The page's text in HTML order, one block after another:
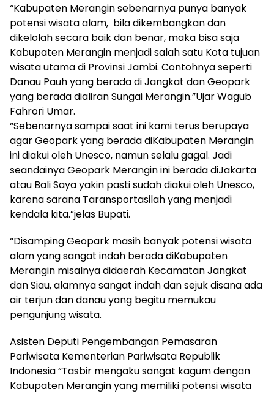
“Kabupaten Merangin sebenarnya punya banyak
potensi wisata alam, bila dikembangkan dan
dikelolah secara baik dan benar, maka bisa saja
Kabupaten Merangin menjadi salah satu Kota tujuan
wisata utama di Provinsi Jambi. Contohnya seperti
Danau Pauh yang berada di Jangkat dan Geopark
yang berada dialiran Sungai Merangin.”Ujar Wagub
Fahrori Umar.
“Sebenarnya sampai saat ini kami terus berupaya
agar Geopark yang berada diKabupaten Merangin
ini diakui oleh Unesco, namun selalu gagal. Jadi
seandainya Geopark Merangin ini berada diJakarta
atau Bali Saya yakin pasti sudah diakui oleh Unesco,
karena sarana Taransportasilah yang menjadi
kendala kita.”jelas Bupati.
“Disamping Geopark masih banyak potensi wisata
alam yang sangat indah berada diKabupaten
Merangin misalnya didaerah Kecamatan Jangkat
dan Siau, alamnya sangat indah dan sejuk disana ada
air terjun dan danau yang begitu memukau
pengunjung wisata.
Asisten Deputi Pengembangan Pemasaran
Pariwisata Kementerian Pariwisata Republik
Indonesia “Tasbir mengaku sangat kagum dengan
Kabupaten Merangin yang memiliki potensi wisata